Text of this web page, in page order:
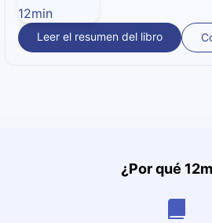
Leer el resumen del libro
¿Por qué